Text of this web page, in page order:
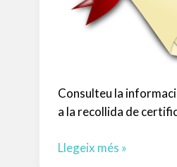
Consulteu la
a la recollida de
RECOLLIDA
Llegeix més »